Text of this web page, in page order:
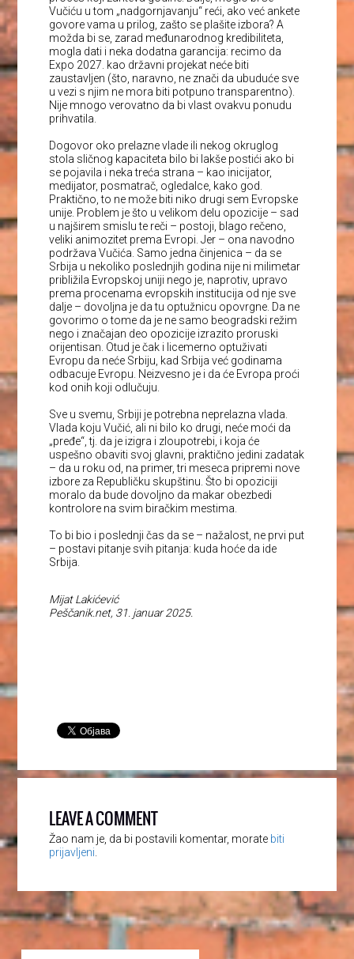
Vučiću u tom „nadgornjavanju“ reći, ako već ankete
govore vama u prilog, zašto se plašite izbora? A
možda bi se, zarad međunarodnog kredibiliteta,
mogla dati i neka dodatna garancija: recimo da
Expo 2027. kao državni projekat neće biti
zaustavljen (što, naravno, ne znači da ubuduće sve
u vezi s njim ne mora biti potpuno transparentno).
Nije mnogo verovatno da bi vlast ovakvu ponudu
prihvatila.
Dogovor oko prelazne vlade ili nekog okruglog
stola sličnog kapaciteta bilo bi lakše postići ako bi
se pojavila i neka treća strana – kao inicijator,
medijator, posmatrač, ogledalce, kako god.
Praktično, to ne može biti niko drugi sem Evropske
unije. Problem je što u velikom delu opozicije – sad
u najširem smislu te reči – postoji, blago rečeno,
veliki animozitet prema Evropi. Jer – ona navodno
podržava Vučića. Samo jedna činjenica – da se
Srbija u nekoliko poslednjih godina nije ni milimetar
približila Evropskoj uniji nego je, naprotiv, upravo
prema procenama evropskih institucija od nje sve
dalje – dovoljna je da tu optužnicu opovrgne. Da ne
govorimo o tome da je ne samo beogradski režim
nego i značajan deo opozicije izrazito proruski
orijentisan. Otud je čak i licemerno optuživati
Evropu da neće Srbiju, kad Srbija već godinama
odbacuje Evropu. Neizvesno je i da će Evropa proći
kod onih koji odlučuju.
Sve u svemu, Srbiji je potrebna neprelazna vlada.
Vlada koju Vučić, ali ni bilo ko drugi, neće moći da
„pređe“, tj. da je izigra i zloupotrebi, i koja će
uspešno obaviti svoj glavni, praktično jedini zadatak
– da u roku od, na primer, tri meseca pripremi nove
izbore za Republičku skupštinu. Što bi opoziciji
moralo da bude dovoljno da makar obezbedi
kontrolore na svim biračkim mestima.
To bi bio i poslednji čas da se – nažalost, ne prvi put
– postavi pitanje svih pitanja: kuda hoće da ide
Srbija.
Mijat Lakićević
Peščanik.net, 31. januar 2025.
LEAVE A COMMENT
Žao nam je, da bi postavili komentar, morate biti
prijavljeni